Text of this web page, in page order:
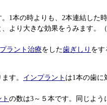
1本の時よりも、2本連結した
より大きな効果をうみます。
ラント治療をした歯ぎしり をす
す。 インプラント は1本の歯に
の数は3～５本です。同じよう